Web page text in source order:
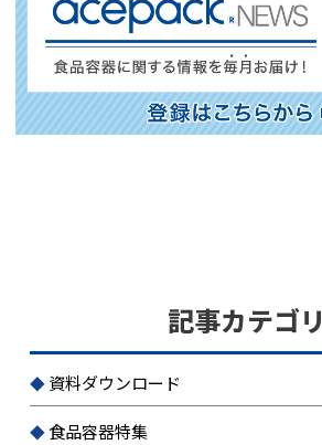
記事カテゴリ
資料ダウンロード
食品容器特集